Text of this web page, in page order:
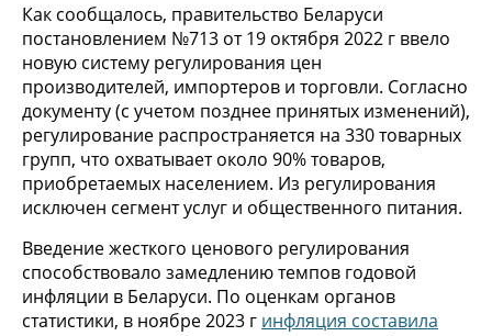
Как сообщалось, правительство Беларуси
постановлением №713 от 19 октября 2022 г ввело
новую систему регулирования цен
производителей, импортеров и торговли. Согласно
документу (с учетом позднее принятых изменений),
регулирование распространяется на 330 товарных
групп, что охватывает около 90% товаров,
приобретаемых населением. Из регулирования
исключен сегмент услуг и общественного питания.
Введение жесткого ценового регулирования
способствовало замедлению темпов годовой
инфляции в Беларуси. По оценкам органов
статистики, в ноябре 2023 г инфляция составила